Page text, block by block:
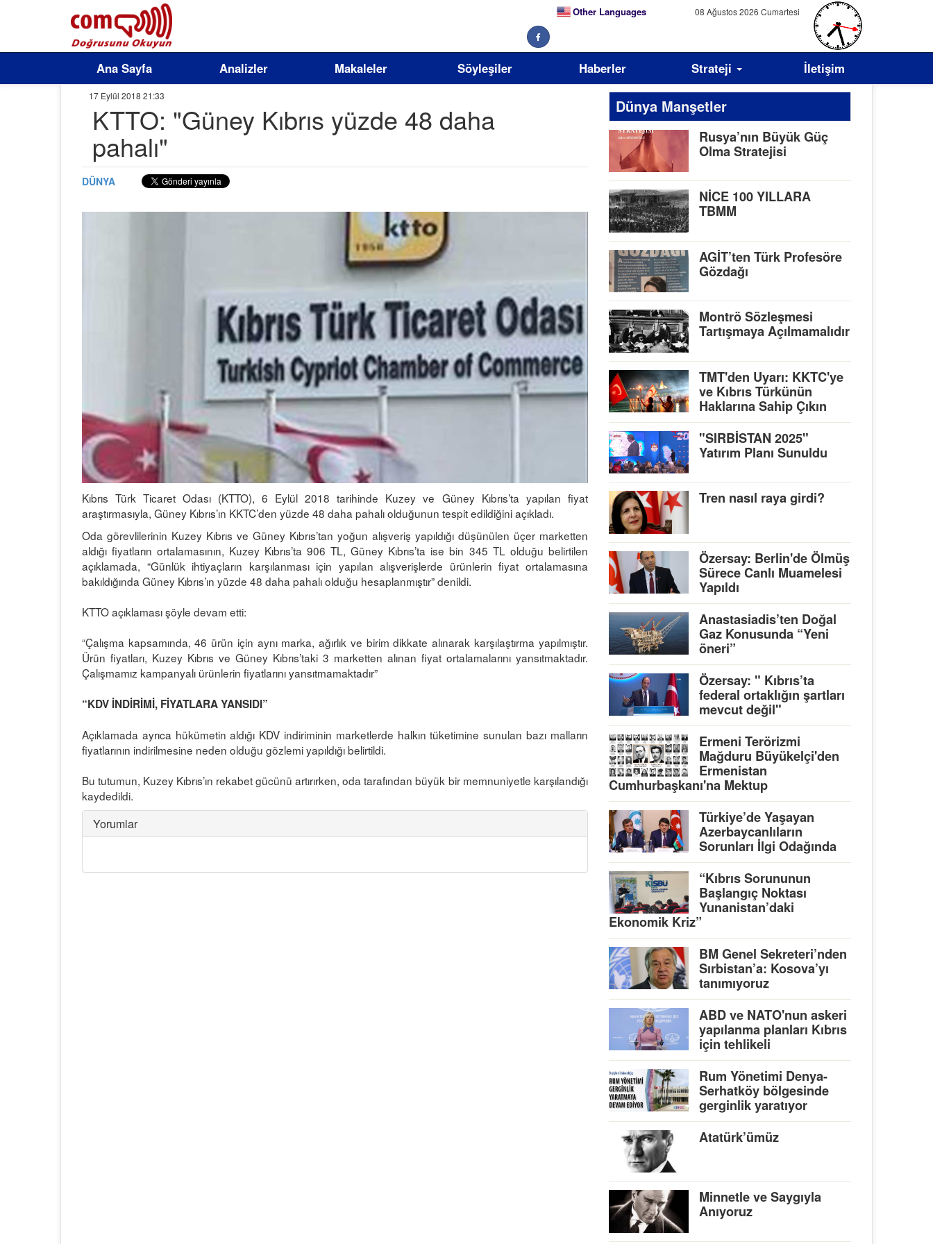
08 Ağustos 2026 Cumartesi
Other Languages
Ana Sayfa Analizler Makaleler Söyleşiler Haberler Strateji İletişim
KTTO: "Güney Kıbrıs yüzde 48 daha
pahalı"
17 Eylül 2018 21:33
DÜNYA
Kıbrıs Türk Ticaret Odası (KTTO), 6 Eylül 2018 tarihinde Kuzey ve Güney Kıbrıs’ta yapılan fiyat
araştırmasıyla, Güney Kıbrıs’ın KKTC’den yüzde 48 daha pahalı olduğunun tespit edildiğini açıkladı.
Oda görevlilerinin Kuzey Kıbrıs ve Güney Kıbrıs’tan yoğun alışveriş yapıldığı düşünülen üçer marketten
aldığı fiyatların ortalamasının, Kuzey Kıbrıs’ta 906 TL, Güney Kıbrıs’ta ise bin 345 TL olduğu belirtilen
açıklamada, “Günlük ihtiyaçların karşılanması için yapılan alışverişlerde ürünlerin fiyat ortalamasına
bakıldığında Güney Kıbrıs’ın yüzde 48 daha pahalı olduğu hesaplanmıştır” denildi.
KTTO açıklaması şöyle devam etti:
“Çalışma kapsamında, 46 ürün için aynı marka, ağırlık ve birim dikkate alınarak karşılaştırma yapılmıştır.
Ürün fiyatları, Kuzey Kıbrıs ve Güney Kıbrıs’taki 3 marketten alınan fiyat ortalamalarını yansıtmaktadır.
Çalışmamız kampanyalı ürünlerin fiyatlarını yansıtmamaktadır”
“KDV İNDİRİMİ, FİYATLARA YANSIDI”
Açıklamada ayrıca hükümetin aldığı KDV indiriminin marketlerde halkın tüketimine sunulan bazı malların
fiyatlarının indirilmesine neden olduğu gözlemi yapıldığı belirtildi.
Bu tutumun, Kuzey Kıbrıs’ın rekabet gücünü artırırken, oda tarafından büyük bir memnuniyetle karşılandığı
kaydedildi.
Yorumlar
Dünya Manşetler
Rusya’nın Büyük Güç
Olma Stratejisi
NİCE 100 YILLARA
TBMM
AGİT’ten Türk Profesöre
Gözdağı
Montrö Sözleşmesi
Tartışmaya Açılmamalıdır
TMT'den Uyarı: KKTC'ye
ve Kıbrıs Türkünün
Haklarına Sahip Çıkın
"SIRBİSTAN 2025"
Yatırım Planı Sunuldu
Tren nasıl raya girdi?
Özersay: Berlin'de Ölmüş
Sürece Canlı Muamelesi
Yapıldı
Anastasiadis’ten Doğal
Gaz Konusunda “Yeni
öneri”
Özersay: " Kıbrıs’ta
federal ortaklığın şartları
mevcut değil"
Ermeni Terörizmi
Mağduru Büyükelçi'den
Ermenistan
Cumhurbaşkanı'na Mektup
Türkiye’de Yaşayan
Azerbaycanlıların
Sorunları İlgi Odağında
“Kıbrıs Sorununun
Başlangıç Noktası
Yunanistan’daki
Ekonomik Kriz”
BM Genel Sekreteri’nden
Sırbistan’a: Kosova’yı
tanımıyoruz
ABD ve NATO'nun askeri
yapılanma planları Kıbrıs
için tehlikeli
Rum Yönetimi Denya-
Serhatköy bölgesinde
gerginlik yaratıyor
Atatürk’ümüz
Minnetle ve Saygıyla
Anıyoruz